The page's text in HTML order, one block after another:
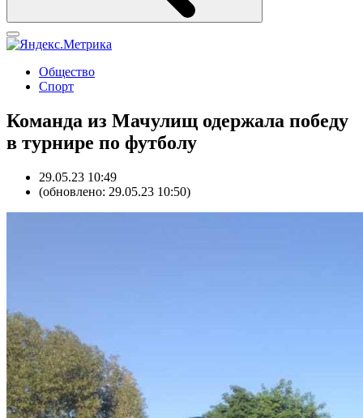
Общество
Спорт
Команда из Мачулищ одержала победу
в турнире по футболу
29.05.23 10:49
(обновлено: 29.05.23 10:50)